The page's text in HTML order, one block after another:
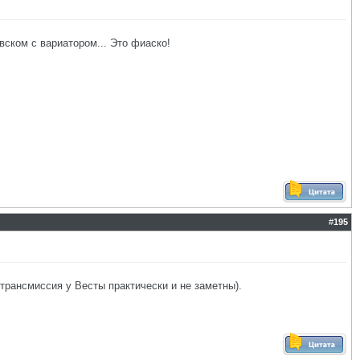
с вариатором... Это фиаско!
#195
у Весты практически и не заметны).